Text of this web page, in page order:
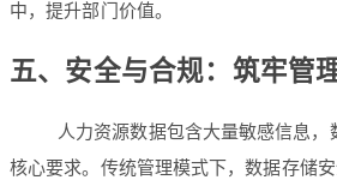
中，提升部门价值。
五、安全与合规：筑牢管
人力资源数据包含大量敏感信息，
核心要求。传统管理模式下，数据存储